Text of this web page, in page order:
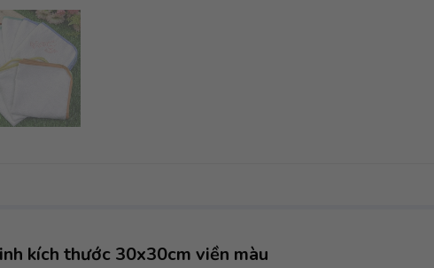
kích thước 30x30cm viền màu